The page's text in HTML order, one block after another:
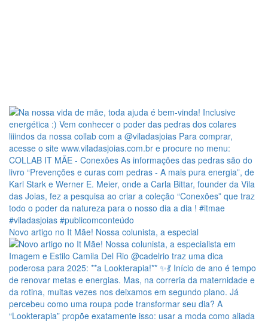
Novo artigo no It Mãe! Nossa colunista, a especial